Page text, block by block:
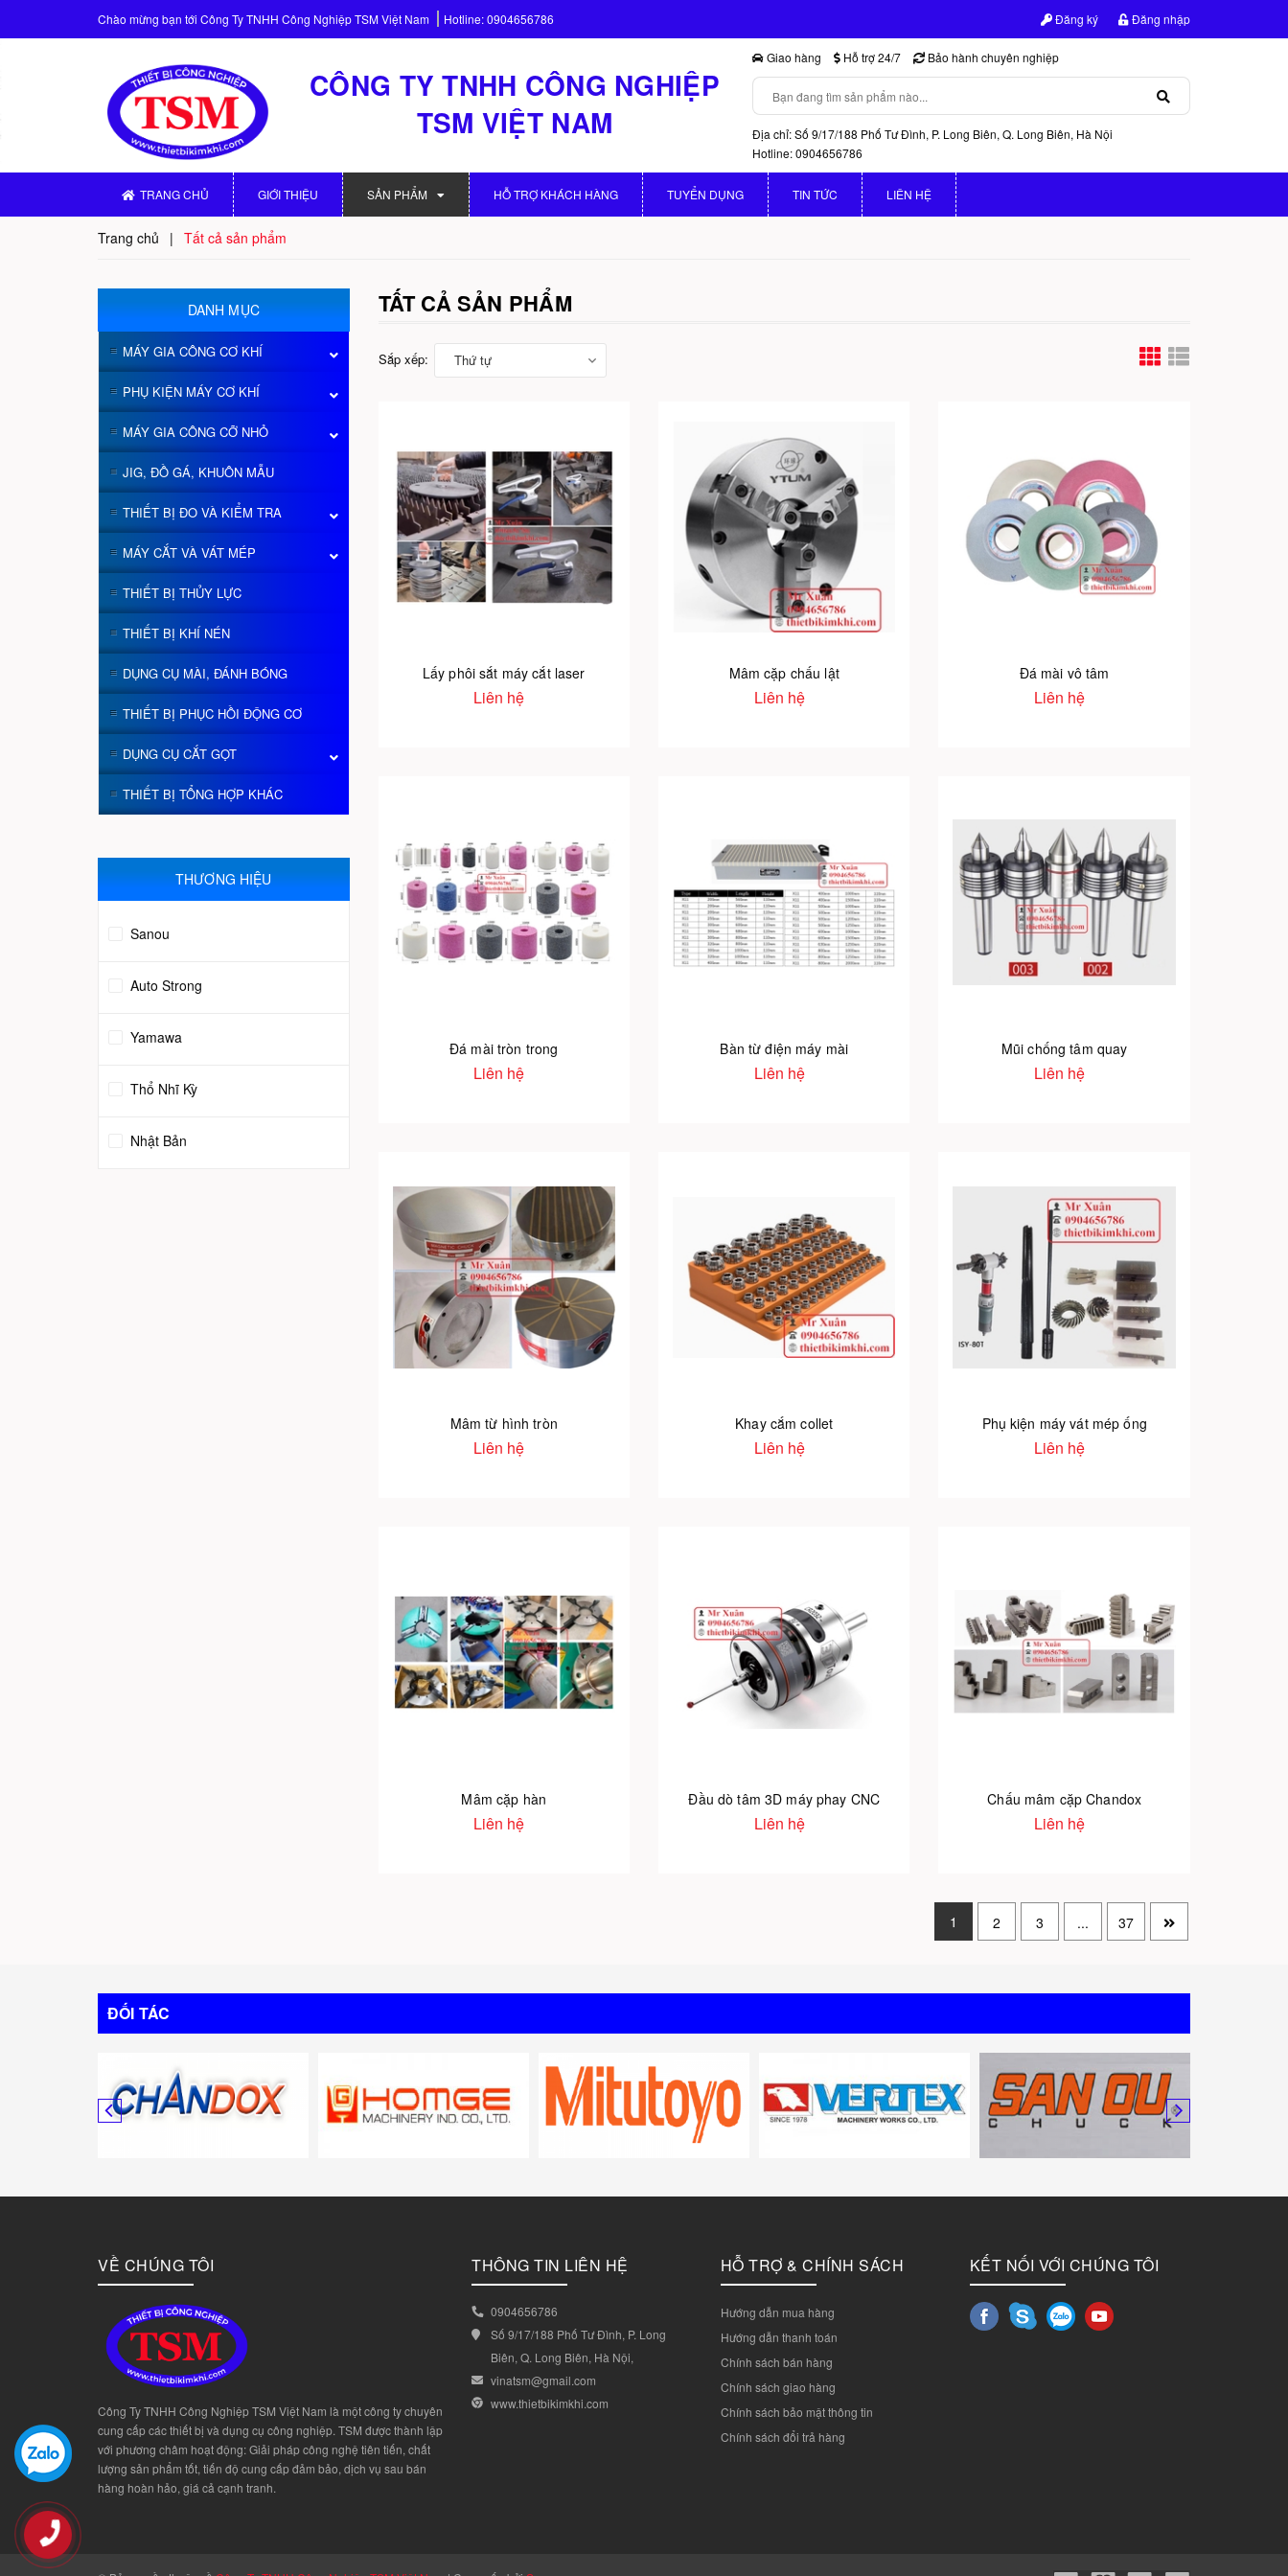
Chào mừng bạn tới Công Ty TNHH Công Nghiệp TSM Việt Nam Hotline:0904656786 Đăng ký Đăng nhập
CÔNG TY TNHH CÔNG NGHIỆP
TSM VIỆT NAM
Giao hàng Hỗ trợ 24/7 Bảo hành chuyên nghiệp
Địa chỉ: Số 9/17/188 Phố Tư Đình, P. Long Biên, Q. Long Biên, Hà Nội
Hotline: 0904656786
TRANG CHỦ GIỚI THIỆU SẢN PHẨM HỖ TRỢ KHÁCH HÀNG TUYỂN DỤNG TIN TỨC LIÊN HỆ
Trang chủ | Tất cả sản phẩm
TẤT CẢ SẢN PHẨM
Sắp xếp: Thứ tự
Lấy phôi sắt máy cắt laser
Liên hệ
Mâm cặp chấu lật
Liên hệ
Đá mài vô tâm
Liên hệ
Đá mài tròn trong
Liên hệ
Bàn từ điện máy mài
Liên hệ
Mũi chống tâm quay
Liên hệ
Mâm từ hình tròn
Liên hệ
Khay cắm collet
Liên hệ
Phụ kiện máy vát mép ống
Liên hệ
Mâm cặp hàn
Liên hệ
Đầu dò tâm 3D máy phay CNC
Liên hệ
Chấu mâm cặp Chandox
Liên hệ
1 2 3 ... 37
DANH MỤC
MÁY GIA CÔNG CƠ KHÍ
PHỤ KIỆN MÁY CƠ KHÍ
MÁY GIA CÔNG CỠ NHỎ
JIG, ĐỒ GÁ, KHUÔN MẪU
THIẾT BỊ ĐO VÀ KIỂM TRA
MÁY CẮT VÀ VÁT MÉP
THIẾT BỊ THỦY LỰC
THIẾT BỊ KHÍ NÉN
DỤNG CỤ MÀI, ĐÁNH BÓNG
THIẾT BỊ PHỤC HỒI ĐỘNG CƠ
DỤNG CỤ CẮT GỌT
THIẾT BỊ TỔNG HỢP KHÁC
THƯƠNG HIỆU
Sanou
Auto Strong
Yamawa
Thổ Nhĩ Kỳ
Nhật Bản
ĐỐI TÁC
VỀ CHÚNG TÔI
Công Ty TNHH Công Nghiệp TSM Việt Nam là một công ty chuyên
cung cấp các thiết bị và dụng cụ công nghiệp. TSM được thành lập
với phương châm hoạt động: Giải pháp công nghệ tiên tiến, chất
lượng sản phẩm tốt, tiến độ cung cấp đảm bảo, dịch vụ sau bán
hàng hoàn hảo, giá cả cạnh tranh.
THÔNG TIN LIÊN HỆ
0904656786
Số 9/17/188 Phố Tư Đình, P. Long
Biên, Q. Long Biên, Hà Nội,
vinatsm@gmail.com
www.thietbikimkhi.com
HỖ TRỢ & CHÍNH SÁCH
Hướng dẫn mua hàng
Hướng dẫn thanh toán
Chính sách bán hàng
Chính sách giao hàng
Chính sách bảo mật thông tin
Chính sách đổi trả hàng
KẾT NỐI VỚI CHÚNG TÔI